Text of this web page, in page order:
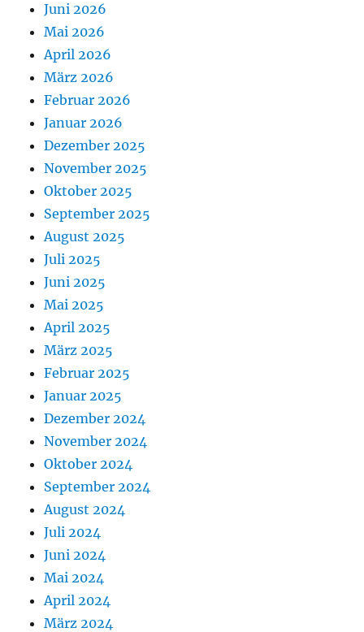
Juni 2026
Mai 2026
April 2026
März 2026
Februar 2026
Januar 2026
Dezember 2025
November 2025
Oktober 2025
September 2025
August 2025
Juli 2025
Juni 2025
Mai 2025
April 2025
März 2025
Februar 2025
Januar 2025
Dezember 2024
November 2024
Oktober 2024
September 2024
August 2024
Juli 2024
Juni 2024
Mai 2024
April 2024
März 2024